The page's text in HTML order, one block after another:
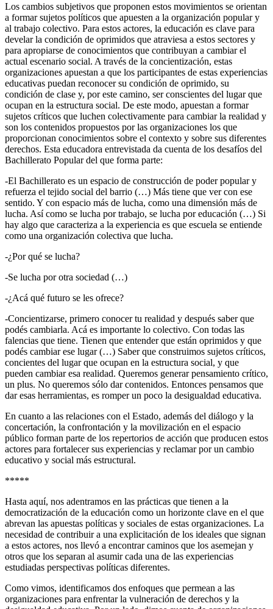
Los cambios subjetivos que proponen estos movimientos se orientan
a formar sujetos políticos que apuesten a la organización popular y
al trabajo colectivo. Para estos actores, la educación es clave para
develar la condición de oprimidos que atraviesa a estos sectores y
para apropiarse de conocimientos que contribuyan a cambiar el
actual escenario social. A través de la concientización, estas
organizaciones apuestan a que los participantes de estas experiencias
educativas puedan reconocer su condición de oprimido, su
condición de clase y, por este camino, ser conscientes del lugar que
ocupan en la estructura social. De este modo, apuestan a formar
sujetos críticos que luchen colectivamente para cambiar la realidad y
son los contenidos propuestos por las organizaciones los que
proporcionan conocimientos sobre el contexto y sobre sus diferentes
derechos. Esta educadora entrevistada da cuenta de los desafíos del
Bachillerato Populardel que forma parte:
-El Bachillerato es un espacio de construcción de poder popular y
refuerza el tejido social del barrio (…) Más tiene que ver con ese
sentido. Y con espacio más de lucha, como una dimensión más de
lucha. Así como se lucha por trabajo, se lucha por educación (…) Si
hay algo que caracteriza a la experiencia es que escuela se entiende
como una organización colectiva que lucha.
-¿Por qué se lucha?
-Se lucha por otra sociedad (…)
-¿Acá qué futuro se les ofrece?
-Concientizarse, primero conocer tu realidad y después saber que
podés cambiarla. Acá es importante lo colectivo. Con todas las
falencias que tiene. Tienen que entender que están oprimidos y que
podés cambiar ese lugar (…) Saber que construimos sujetos críticos,
concientes del lugar que ocupan en la estructura social, y que
pueden cambiar esa realidad. Queremos generar pensamiento crítico,
un plus. No queremos sólo dar contenidos. Entonces pensamos que
dar esas herramientas, es romper un poco la desigualdad educativa.
En cuanto a las relaciones con el Estado, además del diálogo y la
concertación, la confrontación y la movilización en el espacio
público forman parte de los repertorios de acción que producen estos
actores para fortalecer sus experiencias y reclamar por un cambio
educativo y social más estructural.
*****
Hasta aquí, nos adentramos en las prácticas que tienen a la
democratización de la educación como un horizonte clave en el que
abrevan las apuestas políticas y sociales de estas organizaciones. La
necesidad de contribuir a una explicitación de los ideales que signan
a estos actores, nos llevó a encontrar caminos que los asemejan y
otros que los separan al asumir cada una de las experiencias
estudiadas perspectivas políticas diferentes.
Como vimos, identificamos dos enfoques que permean a las
organizaciones para enfrentar la vulneración de derechos y la